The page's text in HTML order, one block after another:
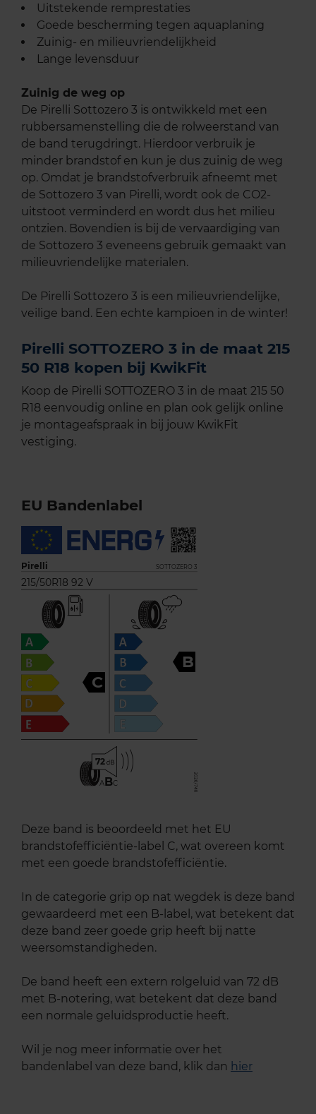
Uitstekende remprestaties
Goede bescherming tegen aquaplaning
Zuinig- en milieuvriendelijkheid
Lange levensduur
Zuinig de weg op
De Pirelli Sottozero 3 is ontwikkeld met een
rubbersamenstelling die de rolweerstand van
de band terugdringt. Hierdoor verbruik je
minder brandstof en kun je dus zuinig de weg
op. Omdat je brandstofverbruik afneemt met
de Sottozero 3 van Pirelli, wordt ook de CO2-
uitstoot verminderd en wordt dus het milieu
ontzien. Bovendien is bij de vervaardiging van
de Sottozero 3 eveneens gebruik gemaakt van
milieuvriendelijke materialen.
De Pirelli Sottozero 3 is een milieuvriendelijke,
veilige band. Een echte kampioen in de winter!
Pirelli SOTTOZERO 3 in de maat 215
50 R18 kopen bij KwikFit
Koop de Pirelli SOTTOZERO 3 in de maat 215 50
R18 eenvoudig online en plan ook gelijk online
je montageafspraak in bij jouw KwikFit
vestiging.
EU Bandenlabel
Pirelli SOTTOZERO 3
215/50R18 92 V
C
B
72
ABC
Deze band is beoordeeld met het EU
brandstofefficiëntie-label C, wat overeen komt
met een goede brandstofefficiëntie.
In de categorie grip op nat wegdek is deze band
gewaardeerd met een B-label, wat betekent dat
deze band zeer goede grip heeft bij natte
weersomstandigheden.
De band heeft een extern rolgeluid van 72 dB
met B-notering, wat betekent dat deze band
een normale geluidsproductie heeft.
Wil je nog meer informatie over het
bandenlabel van deze band, klik dan hier